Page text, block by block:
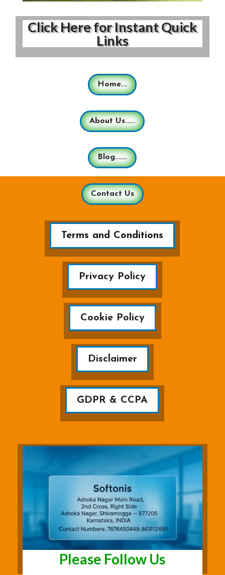
Click Here for Instant Quick
Links
Home...
About Us.....
Blog......
Contact Us
Terms and Conditions
Privacy Policy
Cookie Policy
Disclaimer
GDPR & CCPA
Please Follow Us